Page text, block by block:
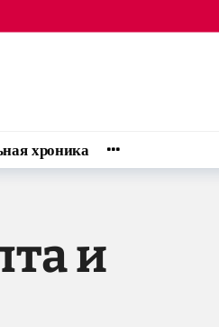
хроника
и